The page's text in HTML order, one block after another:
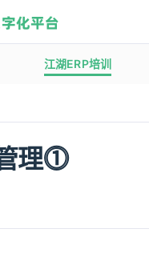
化平台
江湖ERP培训
理⓵